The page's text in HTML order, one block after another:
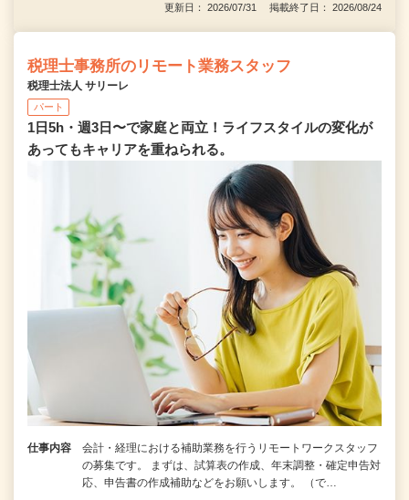
更新日： 2026/07/31 掲載終了日： 2026/08/24
税理士事務所のリモート業務スタッフ
税理士法人 サリーレ
パート
1日5h・週3日〜で家庭と両立！ライフスタイルの変化が
あってもキャリアを重ねられる。
仕事内容
会計・経理における補助業務を行うリモートワークスタッフ
の募集です。 まずは、試算表の作成、年末調整・確定申告対
応、申告書の作成補助などをお願いします。 （で…